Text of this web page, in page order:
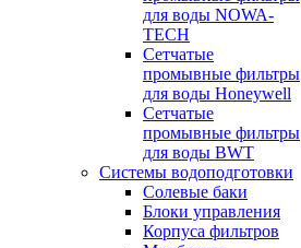
для воды NOWA-
TECH
Сетчатые
промывные фильтры
для воды Honeywell
Сетчатые
промывные фильтры
для воды BWT
Системы водоподготовки
Солевые баки
Блоки управления
Корпуса фильтров